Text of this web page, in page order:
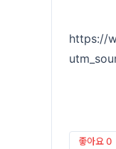
https://
좋아요0